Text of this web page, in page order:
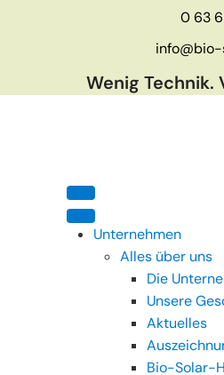
0 63
Wenig Technik.
Unternehmen
Alles über uns
Die
Unsere
Aktuelles
Bio-Solar-